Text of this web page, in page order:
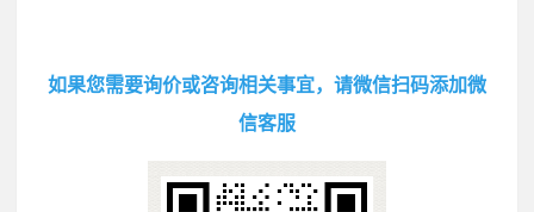
如果您需要询价或咨询相关事宜，请微信扫码添加微
信客服